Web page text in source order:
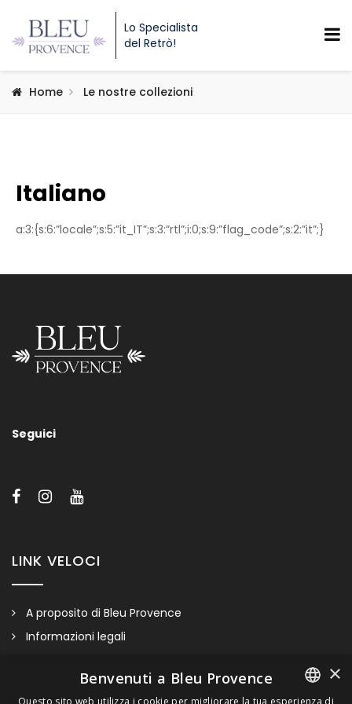
Lo Specialista
del Retrò!
Home Le nostre collezioni
Italiano
a:3:{s:6:”locale”;s:5:”it_IT”;s:3:”rtl”;i:0;s:9:”flag_code”;s:2:”it”;}
Seguici
LINK VELOCI
A proposito di Bleu Provence
Informazioni legali
×
Benvenuti a Bleu Provence
Questo sito web utilizza i cookie per migliorare la tua esperienza di